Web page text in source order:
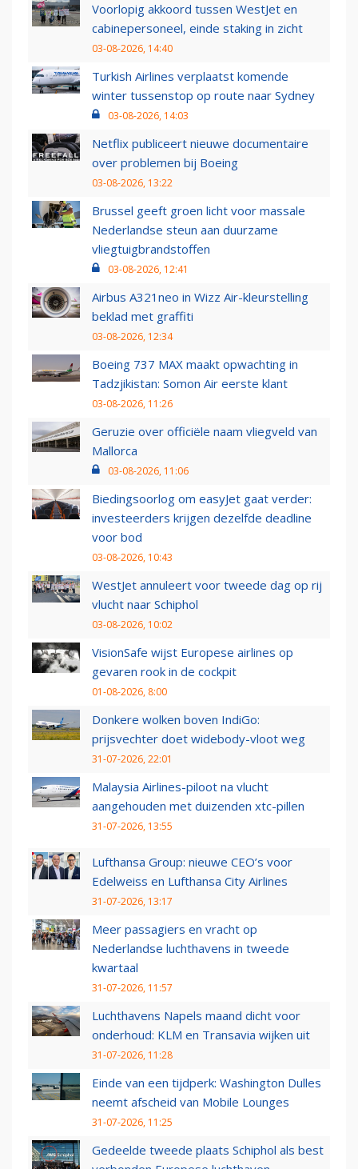
Voorlopig akkoord tussen WestJet en
cabinepersoneel, einde staking in zicht
03-08-2026, 14:40
Turkish Airlines verplaatst komende
winter tussenstop op route naar Sydney
03-08-2026, 14:03
Netflix publiceert nieuwe documentaire
over problemen bij Boeing
03-08-2026, 13:22
Brussel geeft groen licht voor massale
Nederlandse steun aan duurzame
vliegtuigbrandstoffen
03-08-2026, 12:41
Airbus A321neo in Wizz Air-kleurstelling
beklad met graffiti
03-08-2026, 12:34
Boeing 737 MAX maakt opwachting in
Tadzjikistan: Somon Air eerste klant
03-08-2026, 11:26
Geruzie over officiële naam vliegveld van
Mallorca
03-08-2026, 11:06
Biedingsoorlog om easyJet gaat verder:
investeerders krijgen dezelfde deadline
voor bod
03-08-2026, 10:43
WestJet annuleert voor tweede dag op rij
vlucht naar Schiphol
03-08-2026, 10:02
VisionSafe wijst Europese airlines op
gevaren rook in de cockpit
01-08-2026, 8:00
Donkere wolken boven IndiGo:
prijsvechter doet widebody-vloot weg
31-07-2026, 22:01
Malaysia Airlines-piloot na vlucht
aangehouden met duizenden xtc-pillen
31-07-2026, 13:55
Lufthansa Group: nieuwe CEO’s voor
Edelweiss en Lufthansa City Airlines
31-07-2026, 13:17
Meer passagiers en vracht op
Nederlandse luchthavens in tweede
kwartaal
31-07-2026, 11:57
Luchthavens Napels maand dicht voor
onderhoud: KLM en Transavia wijken uit
31-07-2026, 11:28
Einde van een tijdperk: Washington Dulles
neemt afscheid van Mobile Lounges
31-07-2026, 11:25
Gedeelde tweede plaats Schiphol als best